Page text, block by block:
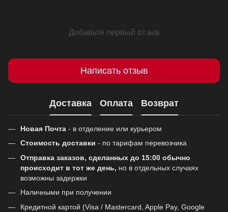
Добавьте первый отзыв
Написать отзыв
Доставка Оплата Возврат
Новая Почта - в отделение или курьером
Стоимость доставки - по тарифам перевозчика
Отправка заказов, сделанных до 15:00 обычно
происходит в тот же день, но в отдельных случаях
возможны задержки
Наличными при получении
Кредитной картой (Visa / Mastercard, Apple Pay, Google